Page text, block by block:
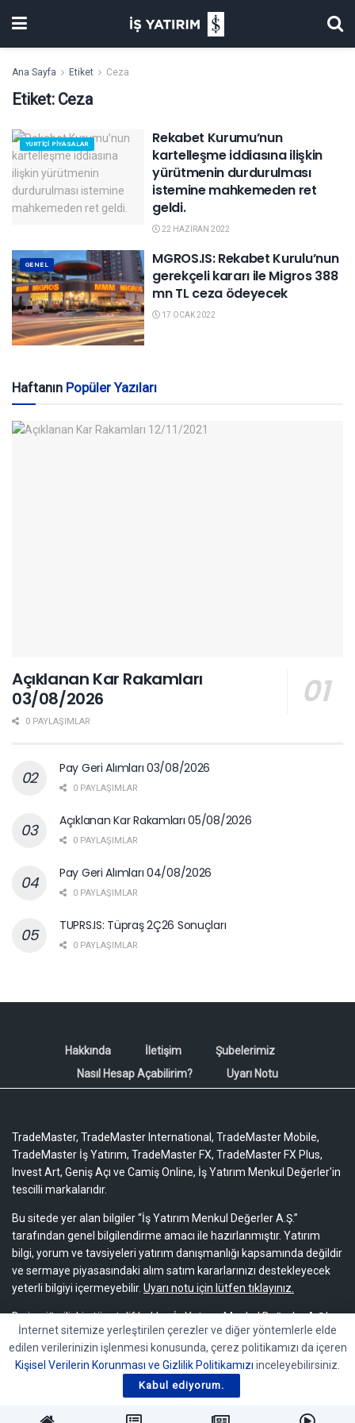
Ana Sayfa Etiket Ceza
Etiket: Ceza
YURTIÇI PIYASALAR
Rekabet Kurumu’nun
kartelleşme iddiasına ilişkin
yürütmenin durdurulması
istemine mahkemeden ret
geldi.
22 HAZIRAN 2022
GENEL
MGROS.IS: Rekabet Kurulu’nun
gerekçeli kararı ile Migros 388
mn TL ceza ödeyecek
17 OCAK 2022
Haftanın Popüler Yazıları
Açıklanan Kar Rakamları
03/08/2026
0 PAYLAŞIMLAR
Pay Geri Alımları 03/08/2026
0 PAYLAŞIMLAR
Açıklanan Kar Rakamları 05/08/2026
0 PAYLAŞIMLAR
Pay Geri Alımları 04/08/2026
0 PAYLAŞIMLAR
TUPRS.IS: Tüpraş 2Ç26 Sonuçları
0 PAYLAŞIMLAR
Hakkında İletişim
Şubelerimiz
Nasıl Hesap Açabilirim?
Uyarı Notu
TradeMaster, TradeMaster International, TradeMaster Mobile,
TradeMaster İş Yatırım, TradeMaster FX, TradeMaster FX Plus,
Invest Art, Geniş Açı ve Camiş Online, İş Yatırım Menkul Değerler'in
tescilli markalarıdır.
Bu sitede yer alan bilgiler “İş Yatırım Menkul Değerler A.Ş.”
tarafından genel bilgilendirme amacı ile hazırlanmıştır. Yatırım
bilgi, yorum ve tavsiyeleri yatırım danışmanlığı kapsamında değildir
ve sermaye piyasasındaki alım satım kararlarınızı destekleyecek
yeterli bilgiyi içermeyebilir. Uyarı notu için lütfen tıklayınız.
Bu içeriğe ilişkin tüm telif hakları İş Yatırım Menkul Değerler A.Ş.’ye
aittir. Bu içerik, açık iznimiz olmaksızın başkaları tarafından
herhangi bir amaçla, kısmen veya tamamen çoğaltılamaz,
dağıtılamaz, yayımlanamaz veya değiştirilemez.
İnternet sitemize yerleştirilen çerezler ve diğer yöntemlerle elde
edilen verilerinizin işlenmesi konusunda, çerez politikamızı da içeren
Kişisel Verilerin Korunması ve Gizlilik Politikamızı inceleyebilirsiniz.
Kabul ediyorum.